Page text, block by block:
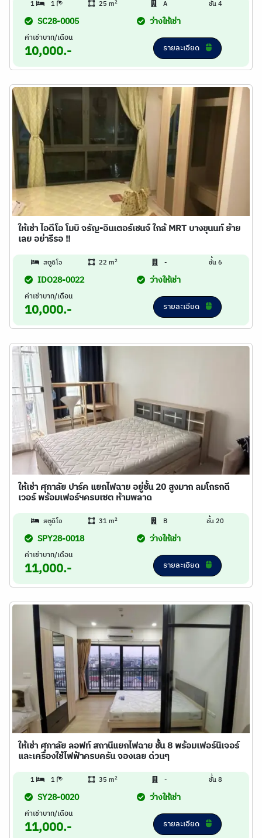
1 1 25 m2 A ชั้น 4
SC28-0005 ว่างให้เช่า
ค่าเช่าบาท/เดือน
10,000.- รายละเอียด
ให้เช่า ไอดีโอ โมบิ จรัญ-อินเตอร์เชนจ์ ใกล้ MRT บางขุนนท์ ย้าย
เลย อย่ารีรอ !!
สตูดิโอ 22 m2 - ชั้น 6
IDO28-0022 ว่างให้เช่า
ค่าเช่าบาท/เดือน
10,000.- รายละเอียด
ให้เช่า ศุภาลัย ปาร์ค แยกไฟฉาย อยู่ชั้น 20 สูงมาก ลมโกรกดี
เวอร์ พร้อมเฟอร์ฯครบเซต ห้ามพลาด
สตูดิโอ 31 m2 B ชั้น 20
SPY28-0018 ว่างให้เช่า
ค่าเช่าบาท/เดือน
11,000.- รายละเอียด
ให้เช่า ศุภาลัย ลอฟท์ สถานีแยกไฟฉาย ชั้น 8 พร้อมเฟอร์นิเจอร์
และเครื่องใช้ไฟฟ้าครบครัน จองเลย ด่วนๆ
1 1 35 m2 - ชั้น 8
SY28-0020 ว่างให้เช่า
ค่าเช่าบาท/เดือน
11,000.- รายละเอียด